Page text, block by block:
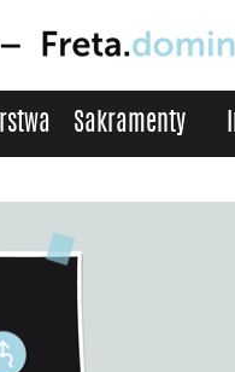
Sakramenty